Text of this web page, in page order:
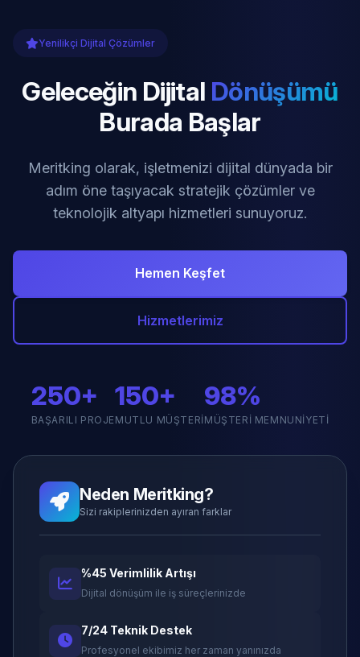
Yenilikçi Dijital Çözümler
Geleceğin Dijital Dönüşümü
Burada Başlar
Meritking olarak, işletmenizi dijital dünyada bir
adım öne taşıyacak stratejik çözümler ve
teknolojik altyapı hizmetleri sunuyoruz.
Hemen Keşfet
Hizmetlerimiz
250+
BAŞARILI PROJE
150+
MUTLU MÜŞTERI
98%
MÜŞTERI MEMNUNIYETI
Neden Meritking?
Sizi rakiplerinizden ayıran farklar
%45 Verimlilik Artışı
Dijital dönüşüm ile iş süreçlerinizde
7/24 Teknik Destek
Profesyonel ekibimiz her zaman yanınızda